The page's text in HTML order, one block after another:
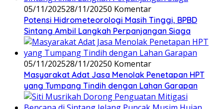
05/11/202528/11/20250 Komentar
Potensi Hidrometeorologi Masih Tinggi, BPBD
Sintang Ambil Langkah Perpanjangan Siaga
05/11/202528/11/20250 Komentar
Masyarakat Adat Jasa Menolak Penetapan HPT
yang Tumpang Tindih dengan Lahan Garapan